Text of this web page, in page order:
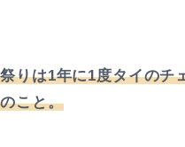
りは1年に1度タイのチ
こと。